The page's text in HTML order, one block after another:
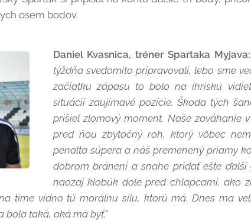
osem bodov.
Daniel Kvasnica, tréner Spartaka Myjava:
týždňa svedomito pripravovali, lebo sme
začiatku zápasu to bolo na ihrisku
situácií zaujímavé pozície. Škoda tých
prišiel zlomový moment. Naše zaváhanie
pred ňou zbytočný roh, ktorý vôbec
penalta súpera a náš premenený priamy
dobrom bránení a snahe pridať ešte
naozaj klobúk dole pred chlapcami, ako
tíme vidno tú morálnu silu, ktorú má. Dnes ma
bola taká, aká má byť."